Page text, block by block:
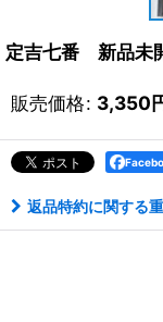
定吉七番 新品未
販売価格: 3,350
返品特約に関する